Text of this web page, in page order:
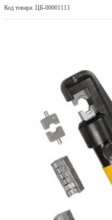
Код товара: ЦБ-00001113